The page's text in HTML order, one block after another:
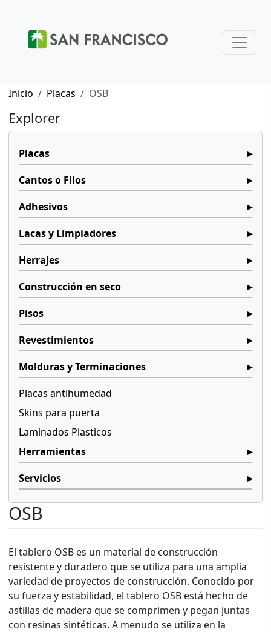
Inicio Placas OSB
Explorer
Placas
Cantos o Filos
Adhesivos
Lacas y Limpiadores
Herrajes
Construcción en seco
Pisos
Revestimientos
Molduras y Terminaciones
Placas antihumedad
Skins para puerta
Laminados Plasticos
Herramientas
Servicios
OSB
El tablero OSB es un material de construcción
resistente y duradero que se utiliza para una amplia
variedad de proyectos de construcción. Conocido por
su fuerza y estabilidad, el tablero OSB está hecho de
astillas de madera que se comprimen y pegan juntas
con resinas sintéticas. A menudo se utiliza en la